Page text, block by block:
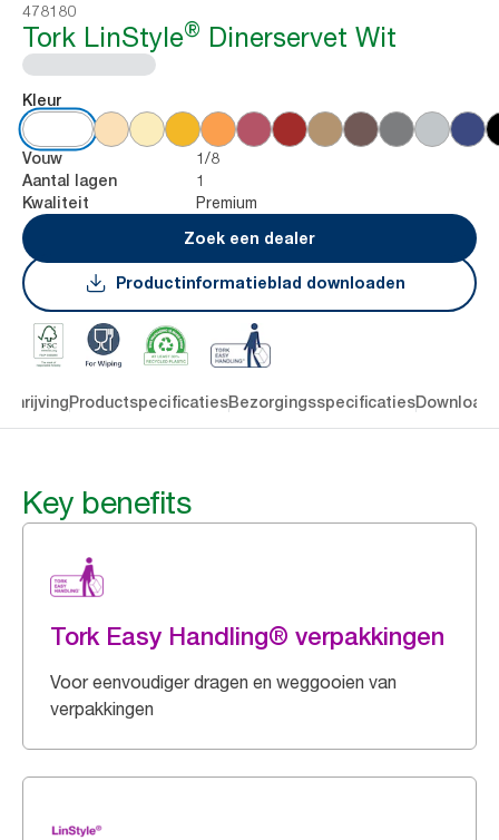
478180
Tork LinStyle® Dinerservet Wit
Kleur
Vouw 1/8
Aantal lagen 1
Kwaliteit
Premium
Zoek een dealer
Productinformatieblad downloaden
ProductspecificatiesBezorgingsspecificaties
Key benefits
Tork Easy Handling® verpakkingen
Voor eenvoudiger dragen en weggooien van
verpakkingen